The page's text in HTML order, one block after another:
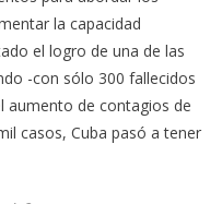
la capacidad
el logro de una de las
-con sólo 300 fallecidos
aumento de contagios de
casos, Cuba pasó a tener